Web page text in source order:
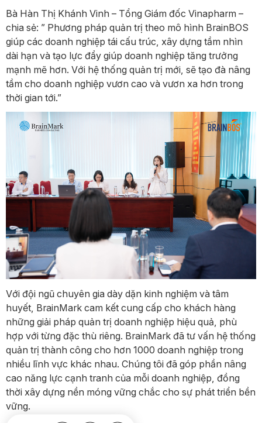
Bà Hàn Thị Khánh Vinh – Tổng Giám đốc Vinapharm –
chia sẻ: ” Phương pháp quản trị theo mô hình BrainBOS
giúp các doanh nghiệp tái cấu trúc, xây dựng tầm nhìn
dài hạn và tạo lực đẩy giúp doanh nghiệp tăng trưởng
mạnh mẽ hơn. Với hệ thống quản trị mới, sẽ tạo đà nâng
tầm cho doanh nghiệp vươn cao và vươn xa hơn trong
thời gian tới.”
Với đội ngũ chuyên gia dày dặn kinh nghiệm và tâm
huyết, BrainMark cam kết cung cấp cho khách hàng
những giải pháp quản trị doanh nghiệp hiệu quả, phù
hợp với từng đặc thù riêng. BrainMark đã tư vấn hệ thống
quản trị thành công cho hơn 1000 doanh nghiệp trong
nhiều lĩnh vực khác nhau. Chúng tôi đã góp phần nâng
cao năng lực cạnh tranh của mỗi doanh nghiệp, đồng
thời xây dựng nền móng vững chắc cho sự phát triển bền
vững.